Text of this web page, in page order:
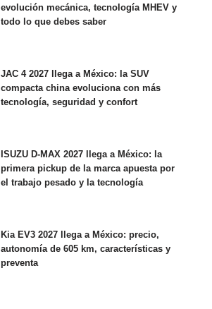
evolución mecánica, tecnología MHEV y
todo lo que debes saber
JAC 4 2027 llega a México: la SUV
compacta china evoluciona con más
tecnología, seguridad y confort
ISUZU D-MAX 2027 llega a México: la
primera pickup de la marca apuesta por
el trabajo pesado y la tecnología
Kia EV3 2027 llega a México: precio,
autonomía de 605 km, características y
preventa